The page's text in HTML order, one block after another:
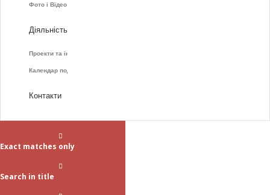
Фото і Відео
Діяльність
Проекти та ініціативи
Календар подій
Контакти
Exact matches only
Search in title